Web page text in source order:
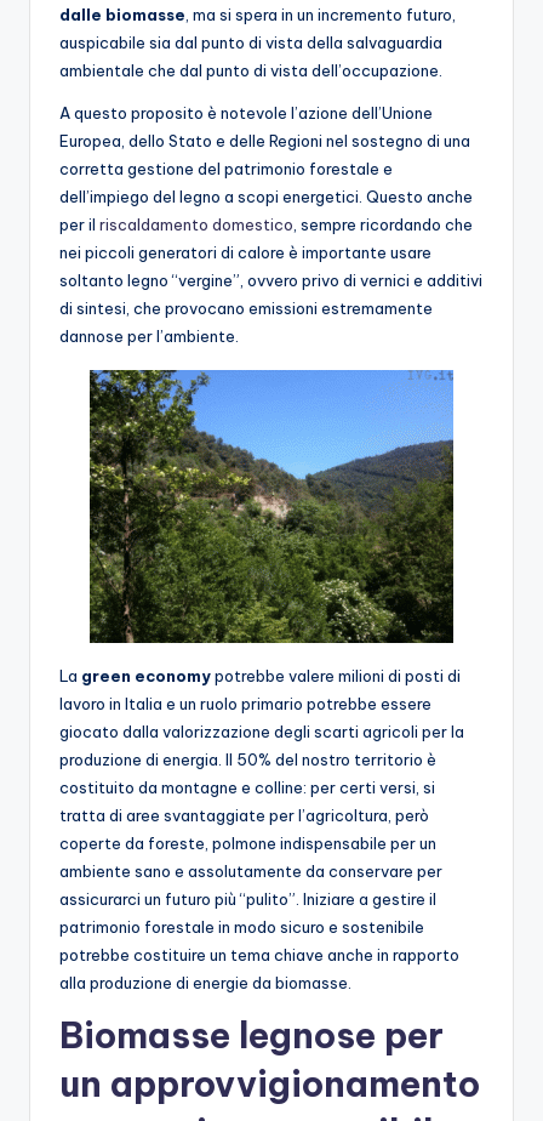
dalle biomasse, ma si spera in un incremento futuro,
auspicabile sia dal punto di vista della salvaguardia
ambientale che dal punto di vista dell’occupazione.
A questo proposito è notevole l’azione dell’Unione
Europea, dello Stato e delle Regioni nel sostegno di una
corretta gestione del patrimonio forestale e
dell’impiego del legno a scopi energetici. Questo anche
per il riscaldamento domestico, sempre ricordando che
nei piccoli generatori di calore è importante usare
soltanto legno “vergine”, ovvero privo di vernici e additivi
di sintesi, che provocano emissioni estremamente
dannose per l’ambiente.
La green economypotrebbe valere milioni di posti di
lavoro in Italia e un ruolo primario potrebbe essere
giocato dalla valorizzazione degli scarti agricoli per la
produzione di energia. Il 50% del nostro territorio è
costituito da montagne e colline: per certi versi, si
tratta di aree svantaggiate per l’agricoltura, però
coperte da foreste, polmone indispensabile per un
ambiente sano e assolutamente da conservare per
assicurarci un futuro più “pulito”. Iniziare a gestire il
patrimonio forestale in modo sicuro e sostenibile
potrebbe costituire un tema chiave anche in rapporto
alla produzione di energie da biomasse.
Biomasse legnose per
un approvvigionamento